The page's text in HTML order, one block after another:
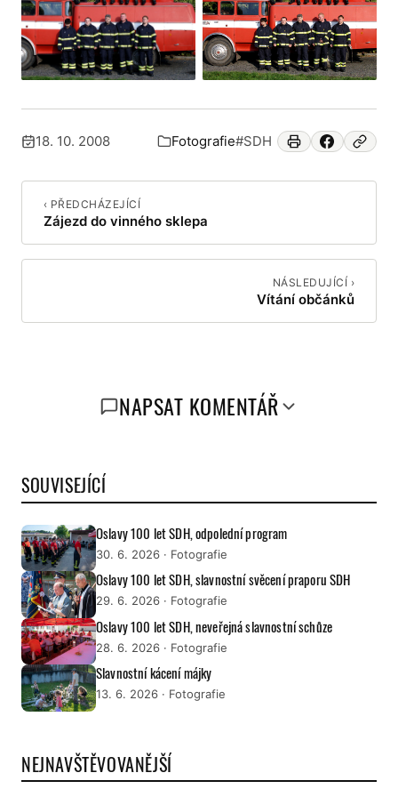
Publikováno:
18. 10. 2008
Zařazeno v:
Fotografie#SDH
‹ PŘEDCHÁZEJÍCÍ
Zájezd do vinného sklepa
NÁSLEDUJÍCÍ ›
Vítání občánků
NAPSAT KOMENTÁŘ
SOUVISEJÍCÍ
Oslavy 100 let SDH, odpolední program
30. 6. 2026 · Fotografie
Oslavy 100 let SDH, slavnostní svěcení praporu SDH
29. 6. 2026 · Fotografie
Oslavy 100 let SDH, neveřejná slavnostní schůze
28. 6. 2026 · Fotografie
Slavnostní kácení májky
13. 6. 2026 · Fotografie
NEJNAVŠTĚVOVANĚJŠÍ